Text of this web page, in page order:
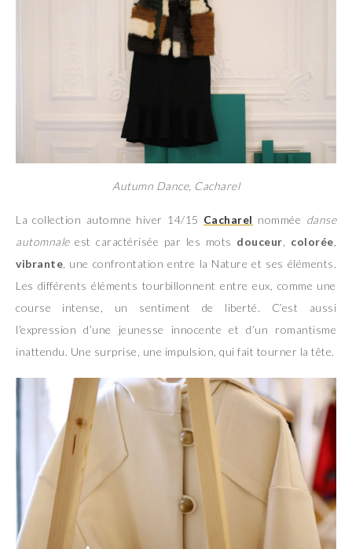
Autumn Dance, Cacharel
La collection automne hiver 14/15 Cacharel nommée danse
automnaleest caractérisée par les mots douceur colorée
vibrante , une confrontation entre la Nature et ses éléments.
Les différents éléments tourbillonnent entre eux, comme une
course intense, un sentiment de liberté. C’est aussi
l’expression d’une jeunesse innocente et d’un romantisme
inattendu. Une surprise, une impulsion, qui fait tourner la tête.